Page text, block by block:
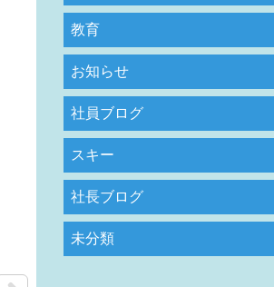
教育
お知らせ
社員ブログ
スキー
社長ブログ
未分類